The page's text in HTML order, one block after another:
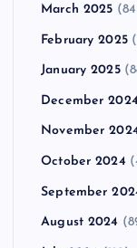
March 2025
February 2025
January 2025
December 2024
November
October 2024
September
August 2024